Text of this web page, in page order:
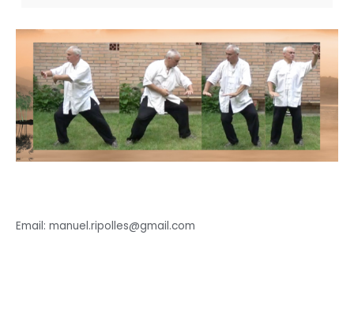
Email: manuel.ripolles@gmail.com